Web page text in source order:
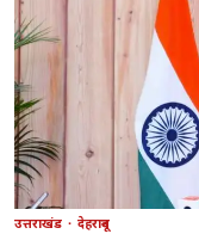
उत्तराखंड देहरादून